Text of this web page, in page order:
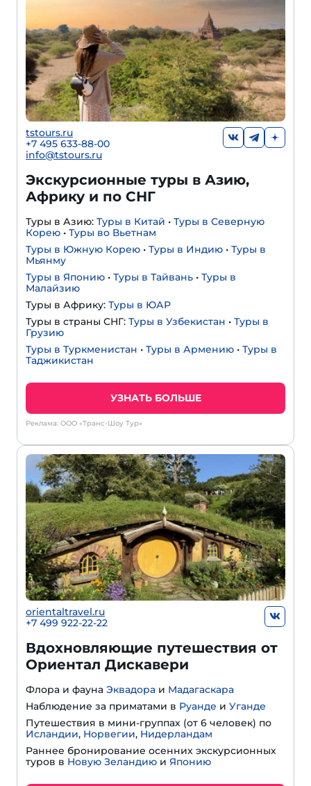
tstours.ru
+7 495 633-88-00
info@tstours.ru
Экскурсионные туры в Азию,
Африку и по СНГ
Туры в Азию: Туры в Китай • Туры в Северную
Корею • Туры во Вьетнам
Туры в Южную Корею • Туры в Индию • Туры в
Мьянму
Туры в Японию • Туры в Тайвань • Туры в
Малайзию
Туры в Африку: Туры в ЮАР
Туры в страны СНГ: Туры в Узбекистан • Туры в
Грузию
Туры в Туркменистан • Туры в Армению • Туры в
Таджикистан
УЗНАТЬ БОЛЬШЕ
Реклама: ООО «Транс-Шоу Тур»
orientaltravel.ru
+7 499 922-22-22
Вдохновляющие путешествия от
Ориентал Дискавери
Флора и фауна Эквадора и Мадагаскара
Наблюдение за приматами в Руанде и Уганде
Путешествия в мини-группах (от 6 человек) по
Исландии, Норвегии, Нидерландам
Раннее бронирование осенних экскурсионных
туров в Новую Зеландию и Японию